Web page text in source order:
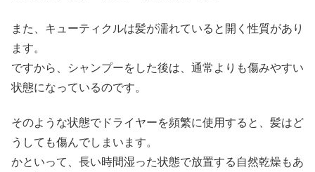
また、キューティクルは髪が濡れていると開く性質があり
ます。
ですから、シャンプーをした後は、通常よりも傷みやすい
状態になっているのです。
そのような状態でドライヤーを頻繁に使用すると、髪はど
うしても傷んでしまいます。
かといって、長い時間湿った状態で放置する自然乾燥もあ